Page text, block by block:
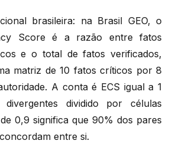
brasileira: na Brasil GEO, o
Score é a razão entre fatos
e o total de fatos verificados,
matriz de 10 fatos críticos por 8
A conta é ECS igual a 1
divergentes dividido por células
0,9 significa que 90% dos pares
entre si.